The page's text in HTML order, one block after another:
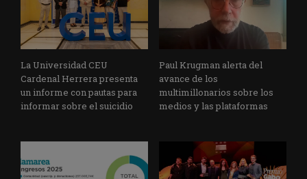
La Universidad CEU
Cardenal Herrera presenta
un informe con pautas para
informar sobre el suicidio
Paul Krugman alerta del
avance de los
multimillonarios sobre los
medios y las plataformas